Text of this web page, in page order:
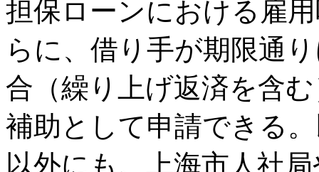
担保ローンにおける雇
らに、借り手が期限通
合（繰り上げ返済を含
補助として申請できる
以外にも、上海市人社